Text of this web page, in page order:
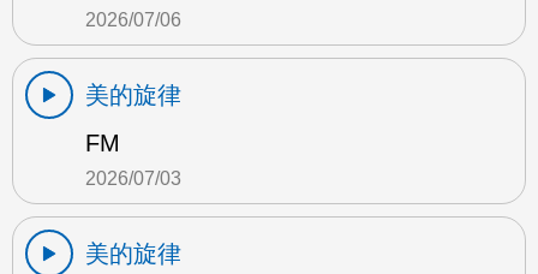
2026/07/06
美的旋律
FM
2026/07/03
美的旋律